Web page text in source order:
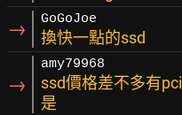
→ GoGoJoe
換快一點的ssd
→
amy79968
ssd價格差不多有
是